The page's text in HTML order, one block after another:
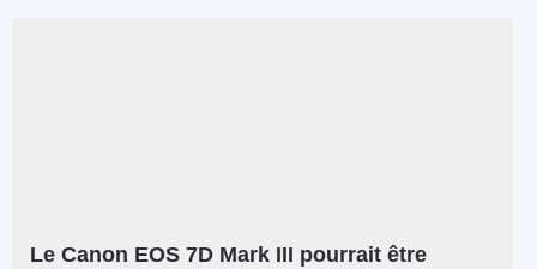
Le Canon EOS 7D Mark III pourrait être